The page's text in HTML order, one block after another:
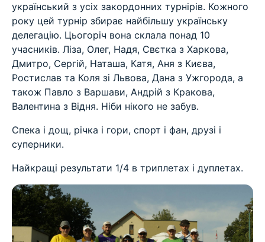
український з усіх закордонних турнірів. Кожного
року цей турнір збирає найбільшу українську
делегацію. Цьогоріч вона склала понад 10
учасників. Ліза, Олег, Надя, Свєтка з Харкова,
Дмитро, Сергій, Наташа, Катя, Аня з Києва,
Ростислав та Коля зі Львова, Дана з Ужгорода, а
також Павло з Варшави, Андрій з Кракова,
Валентина з Відня. Ніби нікого не забув.
Спека і дощ, річка і гори, спорт і фан, друзі і
суперники.
Найкращі результати 1/4 в триплетах і дуплетах.